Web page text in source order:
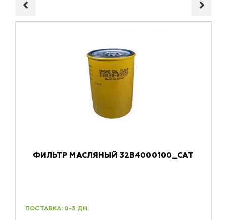
ФИЛЬТР МАСЛЯНЫЙ 32B4000100_CAT
ПОСТАВКА: 0-3 ДН.